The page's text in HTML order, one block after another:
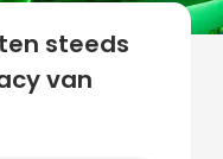
steeds
van